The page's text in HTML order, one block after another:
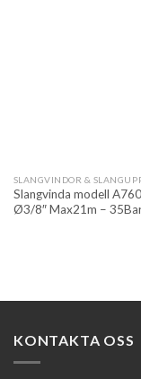
SLANGVINDOR &
Slangvinda modell
Ø3/8″ Max21m –
KONTAKTA OSS